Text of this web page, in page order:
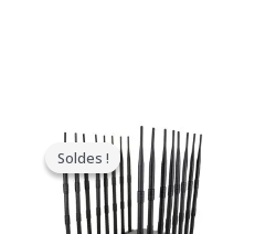
Soldes !
Soldes !
prix
original
était
:
$2,299.00.
Le
prix
actuel
est
:
$1,659.99.